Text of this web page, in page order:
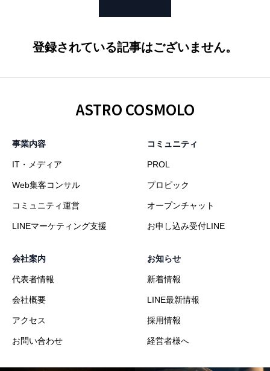
登録されている記事はございません。
ASTRO COSMOLO
事業内容
IT・メディア
Web集客コンサル
コミュニティ運営
LINEマーケティング支援
コミュニティ
PROL
プロピック
オープンチャット
お申し込み受付LINE
会社案内
代表者情報
会社概要
アクセス
お問い合わせ
お知らせ
新着情報
LINE最新情報
採用情報
経営者様へ